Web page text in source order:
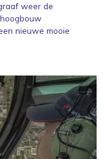
weer de
nieuwe mooie